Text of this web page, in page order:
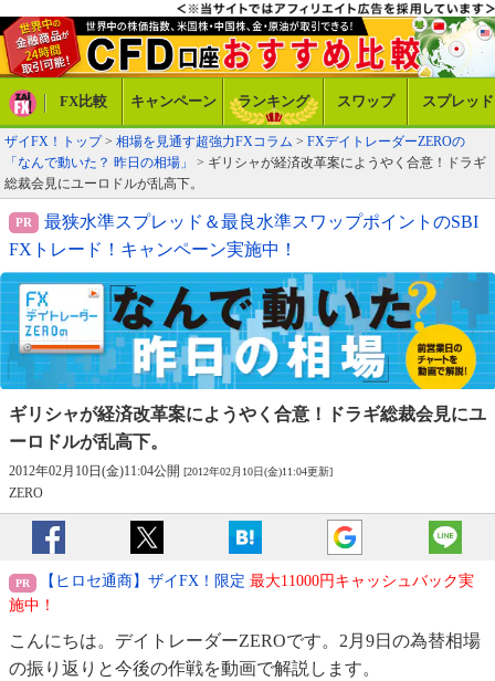
FX比較 キャンペーン ランキング スワップ スプレッド
ザイFX！トップ> 相場を見通す超強力FXコラム > FXデイトレーダーZEROの
「なんで動いた？ 昨日の相場」
> ギリシャが経済改革案にようやく合意！ドラギ
総裁会見にユーロドルが乱高下。
最狭水準スプレッド＆最良水準スワップポイントのSBI
FXトレード！キャンペーン実施中！
ギリシャが経済改革案にようやく合意！
ドラギ総裁会見にユ
ーロドルが乱高下。
2012年02月10日(金)11:04公開 [2012年02月10日(金)11:04更新]
ZERO
【ヒロセ通商】ザイFX！限定 最大11000円キャッシュバック実
施中！
こんにちは。デイトレーダーZEROです。2月9日の為替相場
の振り返りと今後の作戦を動画で解説します。